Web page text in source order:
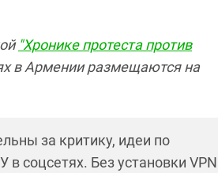
"Хронике протеста против
в Армении размещаются на
за критику, идеи по
в соцсетях. Без установки VPN